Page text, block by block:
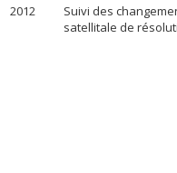
2012
Suivi des
satellitale de